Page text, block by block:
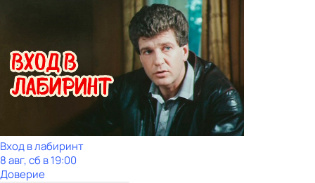
Вход в лабиринт
8 авг, сб в 19:00
Доверие